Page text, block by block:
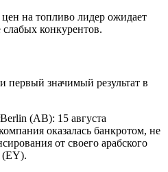
на топливо лидер ожидает
конкурентов.
первый значимый результат в
(AB): 15 августа
оказалась банкротом, не
от своего арабского
(EY).